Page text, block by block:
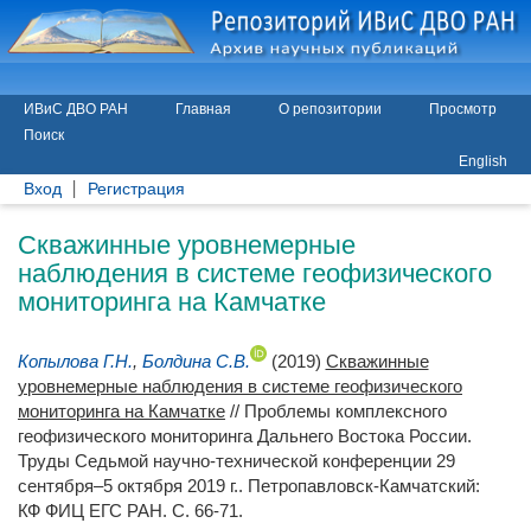
ИВиС ДВО РАН Главная О репозитории
Просмотр
Поиск
English
Вход Регистрация
Скважинные уровнемерные
наблюдения в системе геофизического
мониторинга на Камчатке
Копылова Г.Н., Болдина С.В. (2019) Скважинные
уровнемерные наблюдения в системе геофизического
мониторинга на Камчатке // Проблемы комплексного
геофизического мониторинга Дальнего Востока России.
Труды Седьмой научно-технической конференции 29
сентября–5 октября 2019 г.. Петропавловск-Камчатский:
КФ ФИЦ ЕГС РАН. С. 66-71.